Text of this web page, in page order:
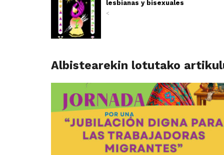
lesbianas y bisexuales
<
Albistearekin lotutako